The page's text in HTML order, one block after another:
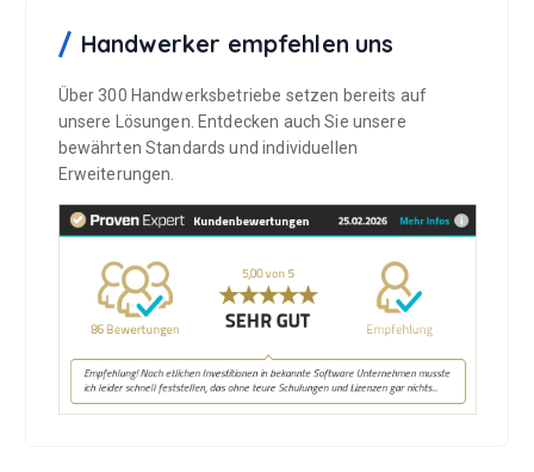
Handwerker empfehlen uns
Über 300 Handwerksbetriebe setzen bereits auf
unsere Lösungen. Entdecken auch Sie unsere
bewährten Standards und individuellen
Erweiterungen.